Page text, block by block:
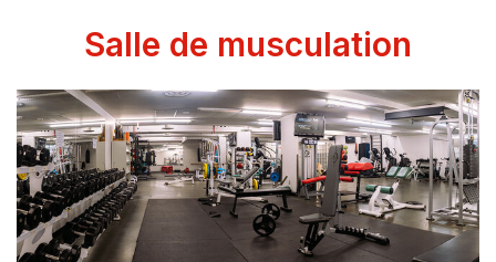
Salle de musculation